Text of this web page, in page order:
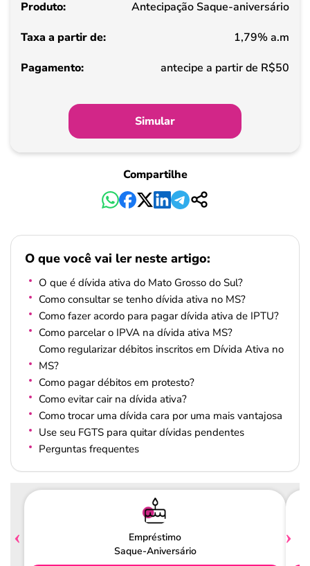
de
Pagamento
Antecipação Saque-aniversário
1,79% a.m
antecipe a partir de R$50
Simular
Compartilhe
O que você vai ler neste artigo:
O que é dívida ativa do Mato Grosso do Sul?
Como consultar se tenho dívida ativa no MS?
Como fazer acordo para pagar dívida ativa de IPTU?
Como parcelar o IPVA na dívida ativa MS?
Como regularizar débitos inscritos em Dívida Ativa no
MS?
Como pagar débitos em protesto?
Como evitar cair na dívida ativa?
Como trocar uma dívida cara por uma mais vantajosa
Use seu FGTS para quitar dívidas pendentes
Perguntas frequentes
Empréstimo
Saque-Aniversário